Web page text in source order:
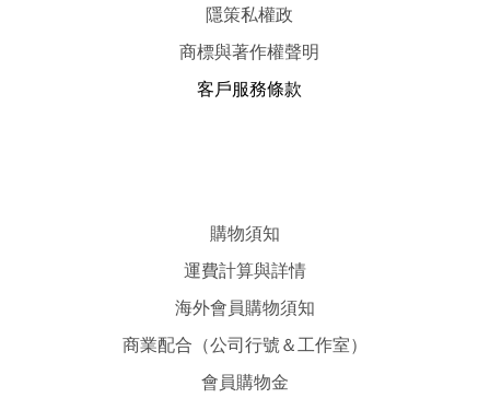
隱策私權政
商標與著作權聲明
客戶服務條款
購物須知
運費計算與詳情
海外會員購物須知
商業配合（公司行號＆工作室）
會員購物金